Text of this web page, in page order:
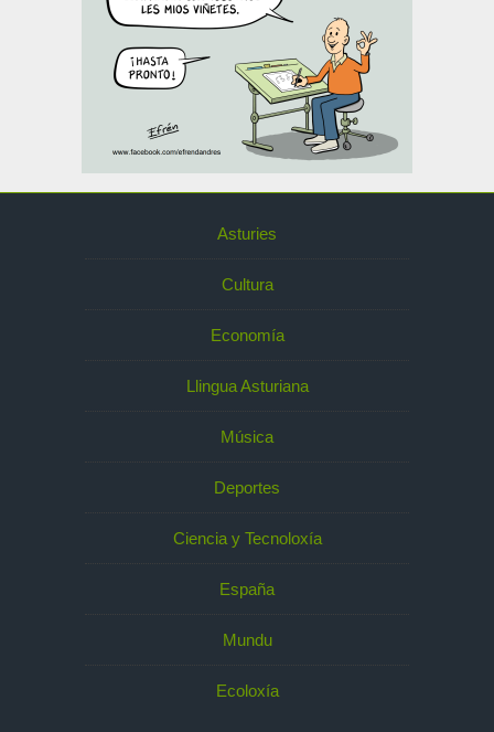
Asturies
Cultura
Economía
Llingua Asturiana
Música
Deportes
Ciencia y Tecnoloxía
España
Mundu
Ecoloxía